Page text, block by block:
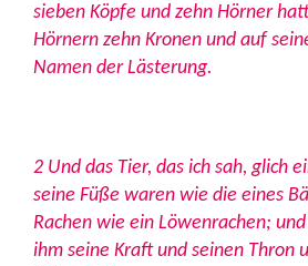
sieben Köpfe und zehn Hörner
Hörnern zehn Kronen und auf
Namen der Lästerung.
2 Und das Tier, das ich sah, glich
seine Füße waren wie die eines
Rachen wie ein Löwenrachen;
ihm seine Kraft und seinen Thron